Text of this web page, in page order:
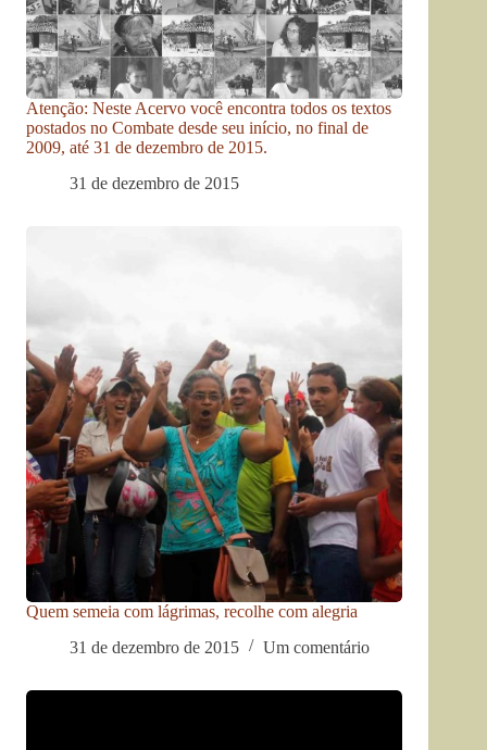
Atenção: Neste Acervo você encontra todos os textos
postados no Combate desde seu início, no final de
2009, até 31 de dezembro de 2015.
31 de dezembro de 2015
Quem semeia com lágrimas, recolhe com alegria
31 de dezembro de 2015
Um comentário